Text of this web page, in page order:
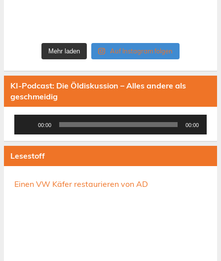
Mehr laden Auf Instagram folgen
KI-Podcast: Die Öldiskussion – Alles andere als
geschmeidig
00:00 00:00
Lesestoff
Einen VW Käfer restaurieren von AD